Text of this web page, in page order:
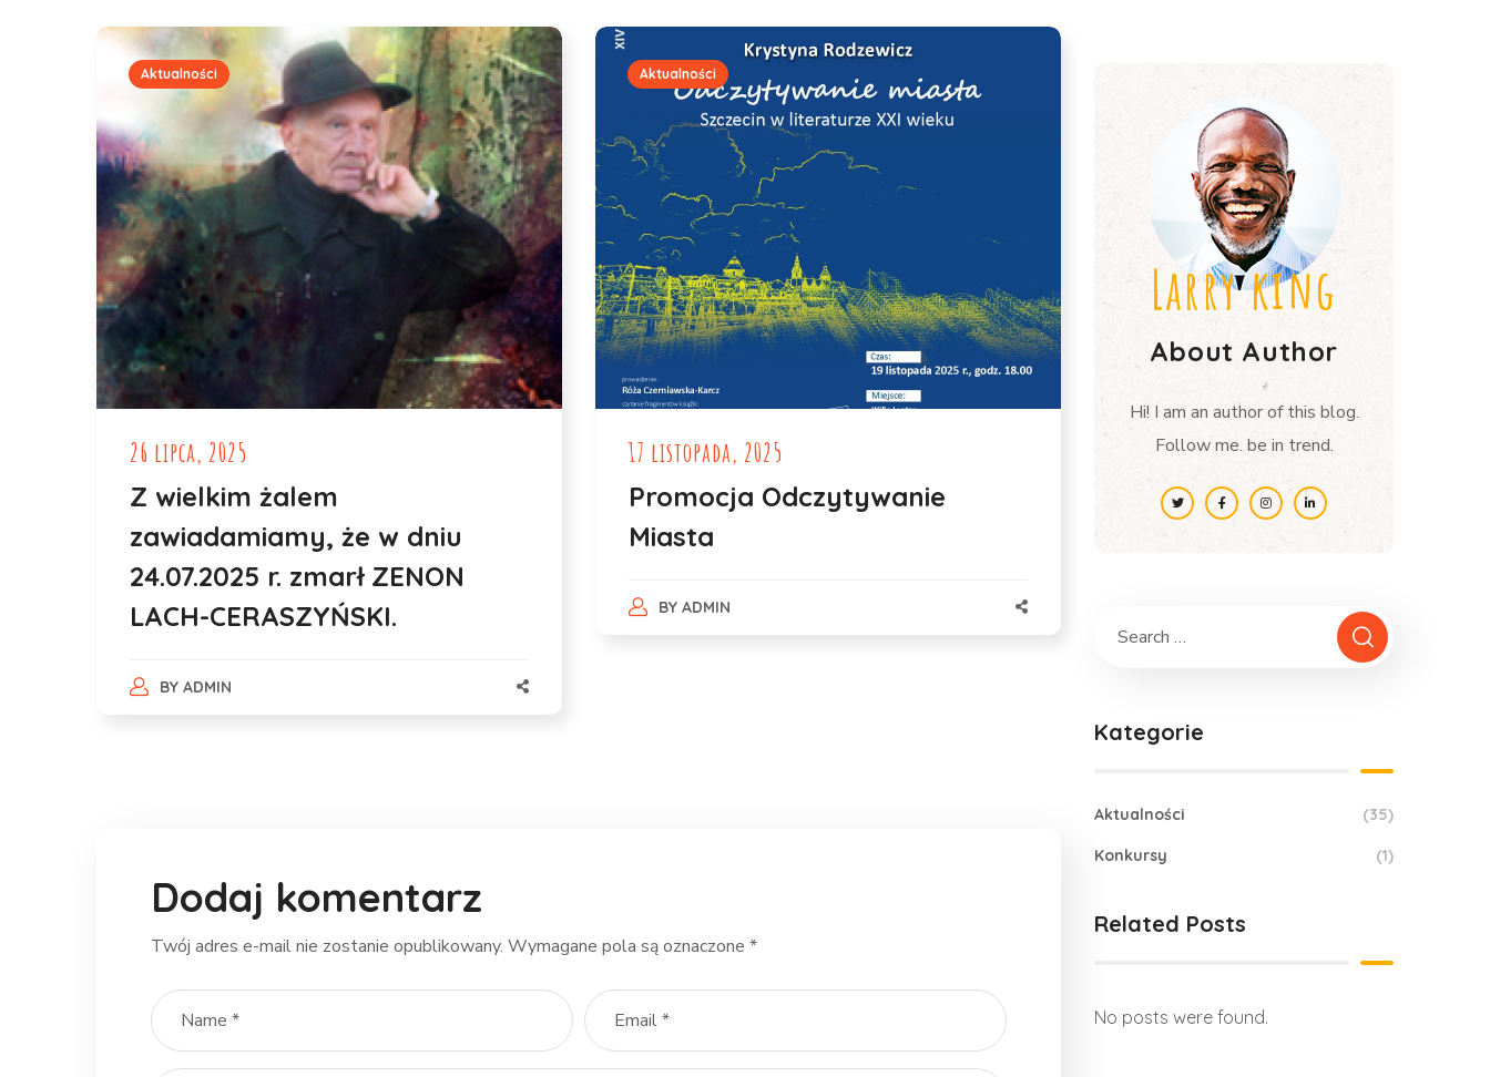
Aktualności
26 lipca, 2025
Z wielkim żalem
zawiadamiamy, że w dniu
24.07.2025 r. zmarł ZENON
LACH-CERASZYŃSKI.
BY ADMIN
Aktualności
17 listopada, 2025
Promocja Odczytywanie
Miasta
BY ADMIN
Dodaj komentarz
Twój adres e-mail nie zostanie opublikowany. Wymagane pola są oznaczone *
Larry king
About Author
Hi! I am an author of this blog.
Follow me. be in trend.
Kategorie
Aktualności (35)
Konkursy (1)
Related Posts
No posts were found.